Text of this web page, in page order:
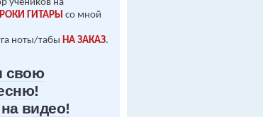
учеников на
ГИТАРЫ со мной
ноты/табы НА ЗАКАЗ.
свою
видео!